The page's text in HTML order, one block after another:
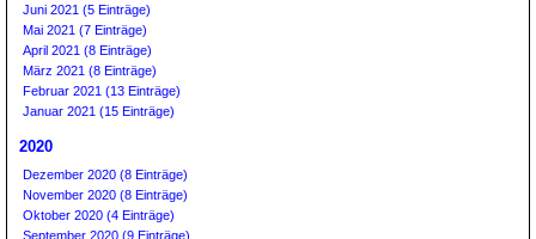
Juni 2021 (5 Einträge)
Mai 2021 (7 Einträge)
April 2021 (8 Einträge)
März 2021 (8 Einträge)
Februar 2021 (13 Einträge)
Januar 2021 (15 Einträge)
2020
Dezember 2020 (8 Einträge)
November 2020 (8 Einträge)
Oktober 2020 (4 Einträge)
September 2020 (9 Einträge)